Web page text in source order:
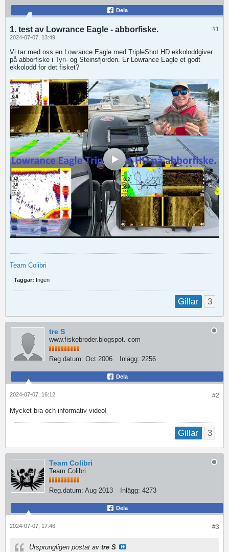
Dela
#1
1. test av Lowrance Eagle - abborfiske.
2024-07-07, 13:49
Vi tar med oss en Lowrance Eagle med TripleShot HD ekkoloddgiver
på abborfiske i Tyri- og Steinsfjorden. Er Lowrance Eagle et godt
ekkolodd for det fisket?
Team Colibri
Taggar: Ingen
Gillar 3
tre S
www.fiskebroder.blogspot. com
Reg.datum: Oct 2006 Inlägg: 2256
Dela
#2
2024-07-07, 16:12
Mycket bra och informativ video!
Gillar 3
Team Colibri
Team Colibri
Reg.datum: Aug 2013 Inlägg: 4273
Dela
#3
2024-07-07, 17:46
Ursprungligen postat av tre S